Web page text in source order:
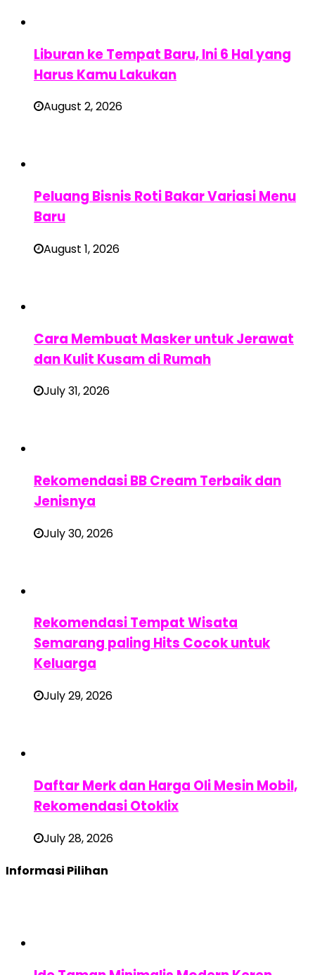
Liburan ke Tempat Baru, Ini 6 Hal yang
Harus Kamu Lakukan
August 2, 2026
Peluang Bisnis Roti Bakar Variasi Menu
Baru
August 1, 2026
Cara Membuat Masker untuk Jerawat
dan Kulit Kusam di Rumah
July 31, 2026
Rekomendasi BB Cream Terbaik dan
Jenisnya
July 30, 2026
Rekomendasi Tempat Wisata
Semarang paling Hits Cocok untuk
Keluarga
July 29, 2026
Daftar Merk dan Harga Oli Mesin Mobil,
Rekomendasi Otoklix
July 28, 2026
Informasi Pilihan